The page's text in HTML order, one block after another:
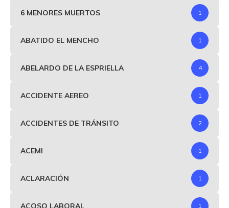
6 MENORES MUERTOS 1
ABATIDO EL MENCHO 1
ABELARDO DE LA ESPRIELLA 4
ACCIDENTE AEREO 1
ACCIDENTES DE TRÁNSITO 2
ACEMI 1
ACLARACIÓN 1
ACOSO LABORAL 1